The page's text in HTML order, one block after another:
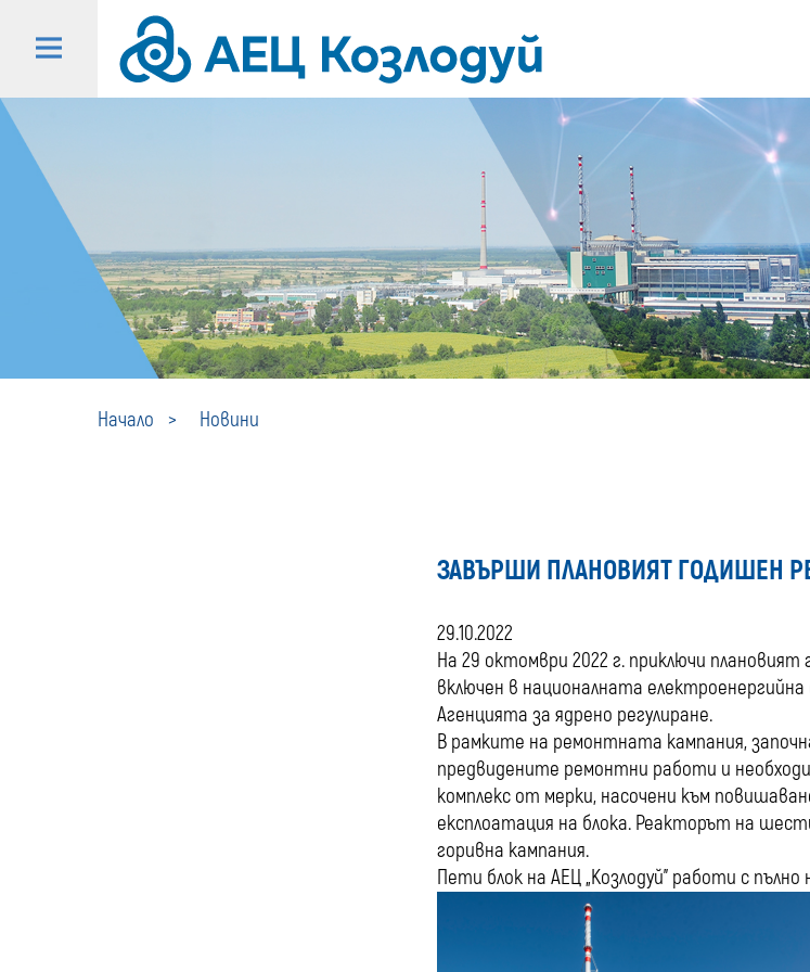
Начало Новини
ЗАВЪРШИ ПЛАНОВИЯТ ГОДИШЕН
29.10.2022
На 29 октомври 2022 г. приключи
включен в националната
Агенцията за ядрено регулиране.
В рамките на ремонтната кампания,
предвидените ремонтни работи и
комплекс от мерки, насочени към
експлоатация на блока. Реакторът на
горивна кампания.
Пети блок на АЕЦ „Козлодуй” работи с